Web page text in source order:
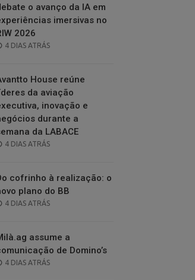
o avanço da IA em
imersivas no
2026
POSTED
4 DIAS ATRÁS
House reúne
da aviação
inovação e
durante a
da LABACE
POSTED
4 DIAS ATRÁS
cofrinho à realização: o
plano do BB
POSTED
4 DIAS ATRÁS
assume a
de Domino’s
POSTED
4 DIAS ATRÁS